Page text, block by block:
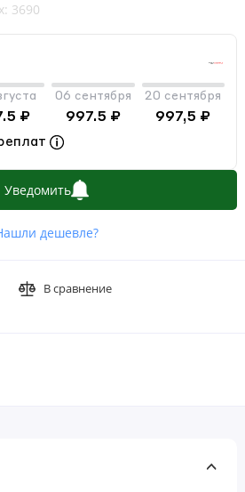
3690
₽
06 сентября
997.5 ₽
20 сентября
997,5 ₽
Уведомить
дешевле?
В сравнение